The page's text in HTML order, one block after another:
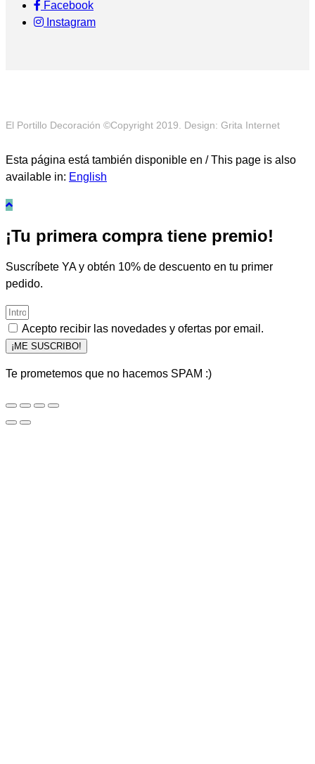
Facebook
Instagram
El Portillo Decoración ©Copyright 2019. Design: Grita Internet
Esta página está también disponible en / This page is also
available in: English
¡Tu primera compra tiene premio!
Suscríbete YA y obtén 10% de descuento en tu primer
pedido.
Acepto recibir las novedades y ofertas por email.
¡ME SUSCRIBO!
Te prometemos que no hacemos SPAM :)